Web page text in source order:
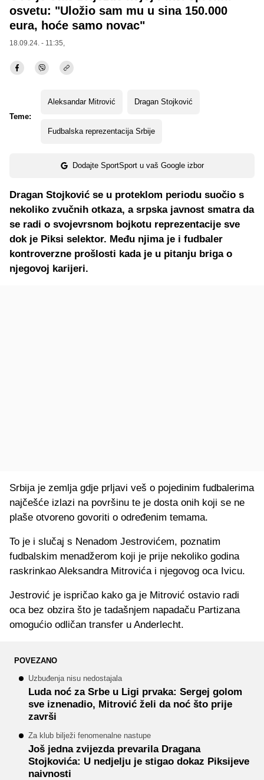
osvetu: "Uložio sam mu u sina 150.000
eura, hoće samo novac"
18.09.24. - 11:35,
Teme:
Aleksandar Mitrović Dragan Stojković
Fudbalska reprezentacija Srbije
Dodajte SportSport u vaš Google izbor
Dragan Stojković se u proteklom periodu suočio s
nekoliko zvučnih otkaza, a srpska javnost smatra da
se radi o svojevrsnom bojkotu reprezentacije sve
dok je Piksi selektor. Među njima je i fudbaler
kontroverzne prošlosti kada je u pitanju briga o
njegovoj karijeri.
Srbija je zemlja gdje prljavi veš o pojedinim fudbalerima
najčešće izlazi na površinu te je dosta onih koji se ne
plaše otvoreno govoriti o određenim temama.
To je i slučaj s Nenadom Jestrovićem, poznatim
fudbalskim menadžerom koji je prije nekoliko godina
raskrinkao Aleksandra Mitrovića i njegovog oca Ivicu.
Jestrović je ispričao kako ga je Mitrović ostavio radi
oca bez obzira što je tadašnjem napadaču Partizana
omogućio odličan transfer u Anderlecht.
POVEZANO
Uzbuđenja nisu nedostajala
Luda noć za Srbe u Ligi prvaka: Sergej golom
sve iznenadio, Mitrović želi da noć što prije
završi
Za klub bilježi fenomenalne nastupe
Još jedna zvijezda prevarila Dragana
Stojkovića: U nedjelju je stigao dokaz Piksijeve
naivnosti